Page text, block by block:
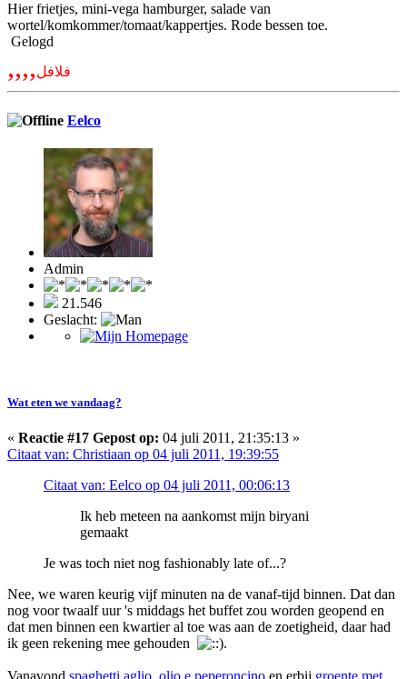
Hier frietjes, mini-vega hamburger, salade van
wortel/komkommer/tomaat/kappertjes. Rode bessen toe.
Gelogd
,,,,فلافل
Eelco
Admin
21.546
Geslacht:
Wat eten we vandaag?
« Reactie #17 Gepost op: 04 juli 2011, 21:35:13 »
Citaat van: Christiaan op 04 juli 2011, 19:39:55
Citaat van: Eelco op 04 juli 2011, 00:06:13
Ik heb meteen na aankomst mijn biryani
gemaakt
Je was toch niet nog fashionably late of...?
Nee, we waren keurig vijf minuten na de vanaf-tijd binnen. Dat dan
nog voor twaalf uur 's middags het buffet zou worden geopend en
dat men binnen een kwartier al toe was aan de zoetigheid, daar had
ik geen rekening mee gehouden
.